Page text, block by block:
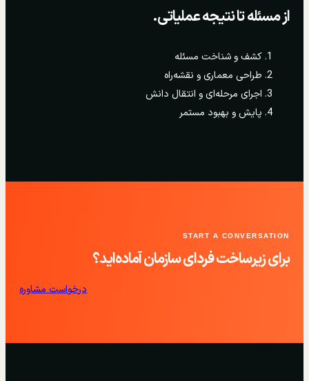
از مسئله تا نتیجه عملیاتی.
کشف و شناخت مسئله
طراحی معماری و نقشه‌راه
اجرای مرحله‌ای و انتقال دانش
پایش و بهبود مستمر
START A CONVERSATION
برای زیرساخت فردای سازمان آماده‌اید؟
درخواست مشاوره